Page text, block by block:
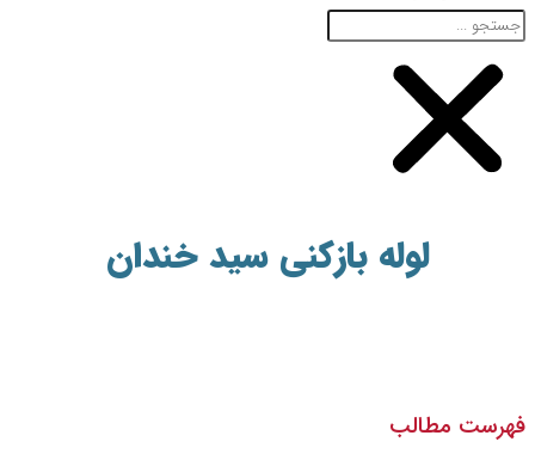
لوله بازکنی سید خندان
فهرست مطالب